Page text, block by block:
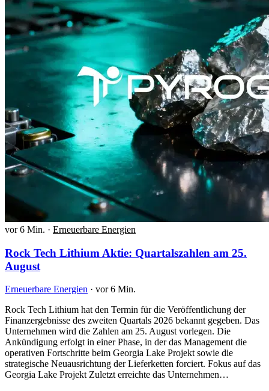
vor 6 Min. · Erneuerbare Energien
Rock Tech Lithium Aktie: Quartalszahlen am 25.
August
Erneuerbare Energien · vor 6 Min.
Rock Tech Lithium hat den Termin für die Veröffentlichung der
Finanzergebnisse des zweiten Quartals 2026 bekannt gegeben. Das
Unternehmen wird die Zahlen am 25. August vorlegen. Die
Ankündigung erfolgt in einer Phase, in der das Management die
operativen Fortschritte beim Georgia Lake Projekt sowie die
strategische Neuausrichtung der Lieferketten forciert. Fokus auf das
Georgia Lake Projekt Zuletzt erreichte das Unternehmen…